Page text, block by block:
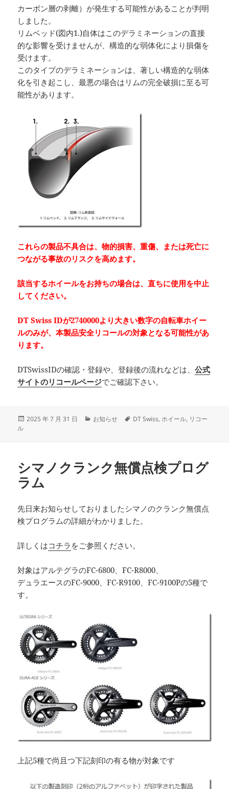
カーボン層の剥離）が発生する可能性があることが判明
しました。
リムベッド(図内1.)自体はこのデラミネーションの直接
的な影響を受けませんが、構造的な弱体化により損傷を
受けます。
このタイプのデラミネーションは、著しい構造的な弱体
化を引き起こし、最悪の場合はリムの完全破損に至る可
能性があります。
これらの製品不具合は、物的損害、重傷、または死亡に
つながる事故のリスクを高めます。
該当するホイールをお持ちの場合は、直ちに使用を中止
してください。
DT Swiss IDが2740000よ り大きい数字の自転車ホイー
ルのみが、本製品安全リコールの対象となる可能性があ
ります。
DTSwissIDの確認・登録や、登録後の流れなどは、公式
サイトのリコールページでご確認下さい。
投
2025 年 7 月 31 日
カ
お知らせ
タ
DT Swiss,ホイール, リコー
ル
シマノクランク無償点検プログ
ラム
先日来お知らせしておりましたシマノのクランク無償点
検プログラムの詳細がわかりました。
詳しくはコチラ をご参照ください。
対象はアルテグラのFC-6800、FC-R8000、
デュラエースのFC-9000、FC-R9100、FC-9100Pの5種で
す。
上記5種で尚且つ下記刻印の有る物が対象です